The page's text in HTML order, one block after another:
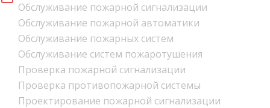
Обслуживание пожарной сигнализации
Обслуживание пожарной автоматики
Обслуживание пожарных систем
Обслуживание систем пожаротушения
Проверка пожарной сигнализации
Проверка противопожарной системы
Проектирование пожарной сигнализации